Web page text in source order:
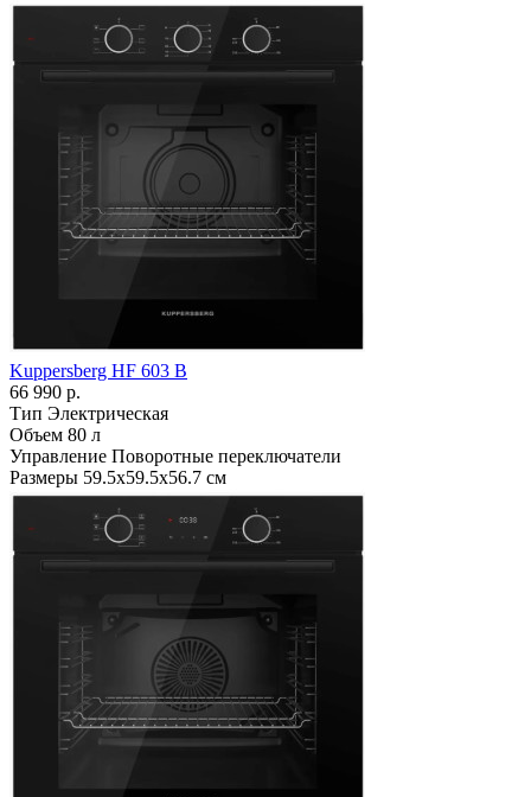
Kuppersberg HF 603 B
66 990 р.
Тип Электрическая
Объем 80 л
Управление Поворотные переключатели
Размеры 59.5х59.5х56.7 см